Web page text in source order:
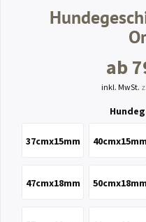
ab
inkl. MwSt.
37cmx15mm 40cmx15mm
47cmx18mm 50cmx18mm